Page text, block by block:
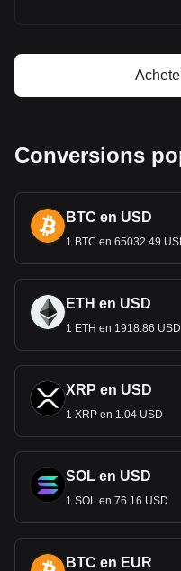
Conversions
BTC en USD
1 BTC en 65032.49
ETH en USD
1 ETH en 1918.86 USD
XRP en USD
1 XRP en 1.04 USD
SOL en USD
1 SOL en 76.16 USD
BTC en EUR